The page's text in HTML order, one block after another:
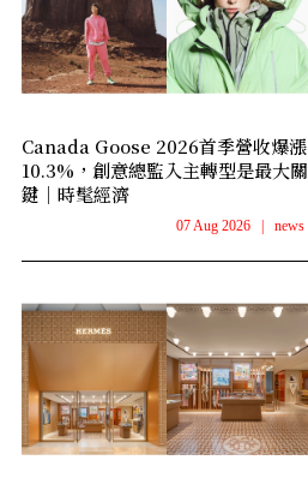
Canada Goose 2026首季營收爆漲
10.3%，創意總監入主轉型是最大關
鍵｜時髦經濟
07 Aug 2026 | news